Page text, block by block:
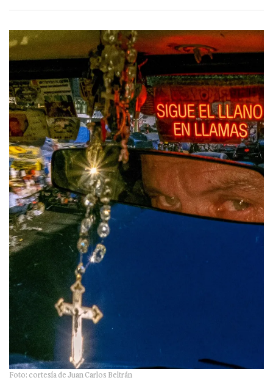
Foto: cortesía de Juan Carlos Beltrán